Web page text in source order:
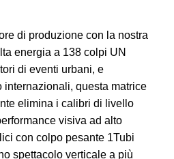
di produzione con la nostra
energia a 138 colpi UN
di eventi urbani, e
internazionali, questa matrice
elimina i calibri di livello
visiva ad alto
con colpo pesante 1Tubi
spettacolo verticale a più